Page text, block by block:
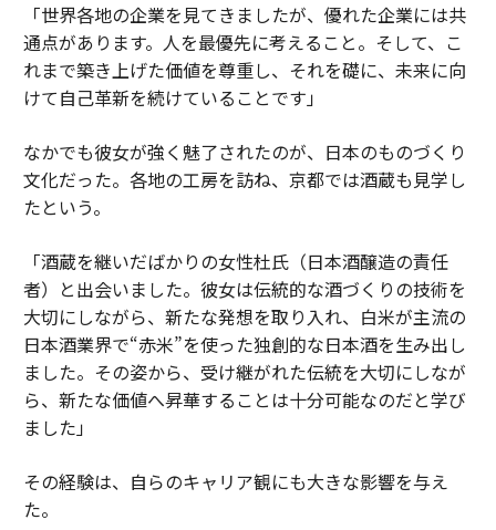
「世界各地の企業を見てきましたが、優れた企業には共
通点があります。人を最優先に考えること。そして、こ
れまで築き上げた価値を尊重し、それを礎に、未来に向
けて自己革新を続けていることです」
なかでも彼女が強く魅了されたのが、日本のものづくり
文化だった。各地の工房を訪ね、京都では酒蔵も見学し
たという。
「酒蔵を継いだばかりの女性杜氏（日本酒醸造の責任
者）と出会いました。彼女は伝統的な酒づくりの技術を
大切にしながら、新たな発想を取り入れ、白米が主流の
日本酒業界で“赤米”を使った独創的な日本酒を生み出し
ました。その姿から、受け継がれた伝統を大切にしなが
ら、新たな価値へ昇華することは十分可能なのだと学び
ました」
その経験は、自らのキャリア観にも大きな影響を与え
た。